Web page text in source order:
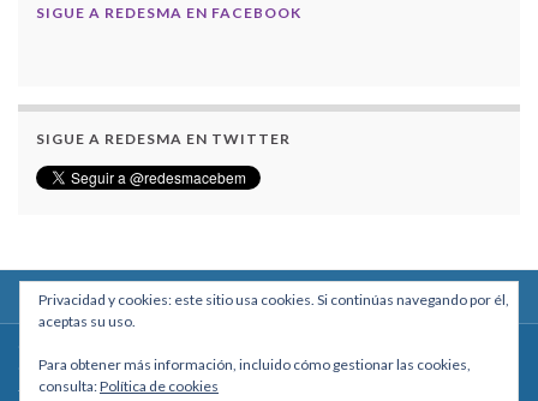
SIGUE A REDESMA EN FACEBOOK
SIGUE A REDESMA EN TWITTER
Calle Macario Pinilla # 2588 esq. Av. Arce, Edificio Arcadia, Mezzanine, Of. 101
- La Paz, Bolivia
Privacidad y cookies: este sitio usa cookies. Si continúas navegando por él,
aceptas su uso.
Para obtener más información, incluido cómo gestionar las cookies,
consulta:Política de cookies